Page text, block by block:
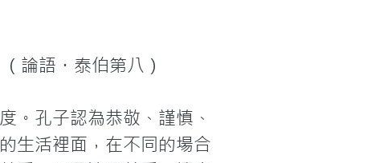
論語・泰伯第八）
。孔子認為恭敬、謹慎、
生活裡面，在不同的場合